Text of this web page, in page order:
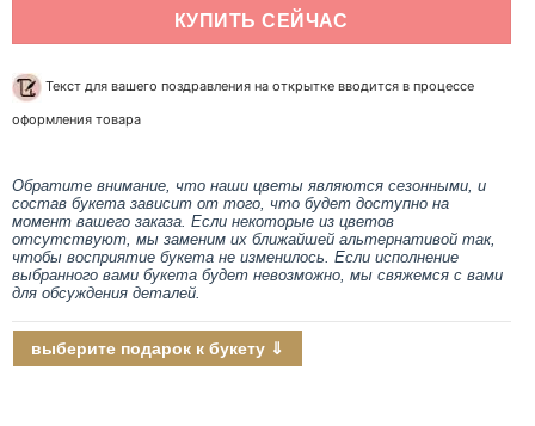
КУПИТЬ СЕЙЧАС
Текст для вашего поздравления на открытке вводится в процессе
оформления товара
Обратите внимание, что наши цветы являются сезонными, и
состав букета зависит от того, что будет доступно на
момент вашего заказа. Если некоторые из цветов
отсутствуют, мы заменим их ближайшей альтернативой так,
чтобы восприятие букета не изменилось. Если исполнение
выбранного вами букета будет невозможно, мы свяжемся с вами
для обсуждения деталей.
выберите подарок к букету ⇓